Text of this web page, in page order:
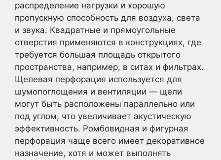
распределение нагрузки и хорошую
пропускную способность для воздуха, света
и звука. Квадратные и прямоугольные
отверстия применяются в конструкциях, где
требуется большая площадь открытого
пространства, например, в ситах и фильтрах.
Щелевая перфорация используется для
шумопоглощения и вентиляции — щели
могут быть расположены параллельно или
под углом, что увеличивает акустическую
эффективность. Ромбовидная и фигурная
перфорация чаще всего имеет декоративное
назначение, хотя и может выполнять